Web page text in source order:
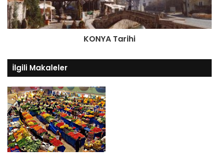
KONYA Tarihi
İlgili Makaleler